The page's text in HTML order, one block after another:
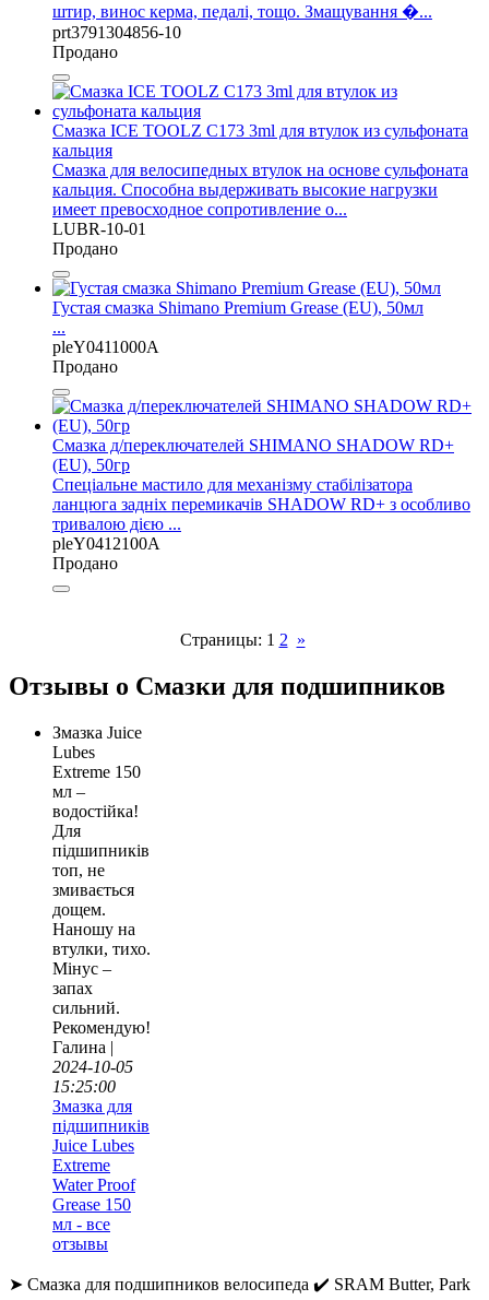
штир, винос керма, педалі, тощо. Змащування �...
prt3791304856-10
Продано
Смазка ICE TOOLZ C173 3ml для втулок из сульфоната
кальция
Смазка для велосипедных втулок на основе сульфоната
кальция. Способна выдерживать высокие нагрузки
имеет превосходное сопротивление о...
LUBR-10-01
Продано
Густая смазка Shimano Premium Grease (EU), 50мл
...
pleY0411000A
Продано
Смазка д/переключателей SHIMANO SHADOW RD+
(EU), 50гр
Спеціальне мастило для механізму стабілізатора
ланцюга задніх перемикачів SHADOW RD+ з особливо
тривалою дією ...
pleY0412100A
Продано
Страницы: 1 2 »
Отзывы о Смазки для подшипников
Змазка Juice
Lubes
Extreme 150
мл –
водостійка!
Для
підшипників
топ, не
змивається
дощем.
Наношу на
втулки, тихо.
Мінус –
запах
сильний.
Рекомендую!
Галина |
2024-10-05
15:25:00
Змазка для
підшипників
Juice Lubes
Extreme
Water Proof
Grease 150
мл - все
отзывы
➤ Смазка для подшипников велосипеда ✔️ SRAM Butter, Park